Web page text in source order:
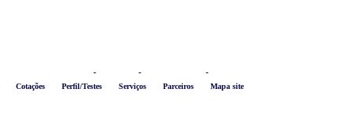
- - -
Cotações Perfil/Testes Serviços Parceiros Mapa site